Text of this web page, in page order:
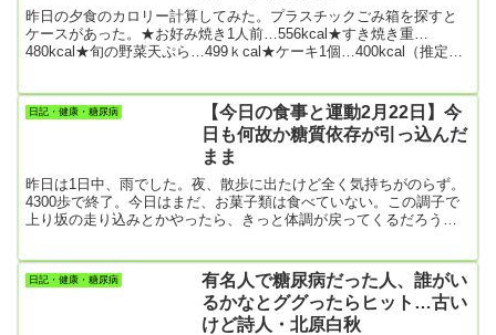
昨日の夕食のカロリー計算してみた。プラスチックごみ箱を探すと
ケースがあった。★お好み焼き1人前…556kcal★すき焼き重…
480kcal★旬の野菜天ぷら…499ｋcal★ケーキ1個…400kcal（推定）
てきて何か食べたくなった。それで買い置きのおつまみを食べ始め
たら、もう止まらない。【夜中の間食】★するめフライ…517kＪ
（123kcal）えっ、キロジュール？カロリーにす...
日記・健康・糖尿病
【今日の食事と運動2月22日】今
日も何故か糖質依存が引っ込んだ
まま
昨日は1日中、雨でした。夜、散歩に出たけど全く気持ちがのらず。
4300歩で終了。今日はまだ、お菓子類は食べていない。この調子で
上り坂の走り込みとかやったら、きっと体調が戻ってくるだろうと
ン・キャベツ、ブロッコリー【昼食】抜き【夕食】・豚肉の角煮と
ネギ・ポテトサラダ・味噌汁・ご飯（久しぶりにご飯付き）【散
歩】・9299歩夕方になって雨が止んできた。それでもう暗くなって
日記・健康・糖尿病
有名人で糖尿病だった人、誰がい
るかなとググったらヒット…古い
けど詩人・北原白秋